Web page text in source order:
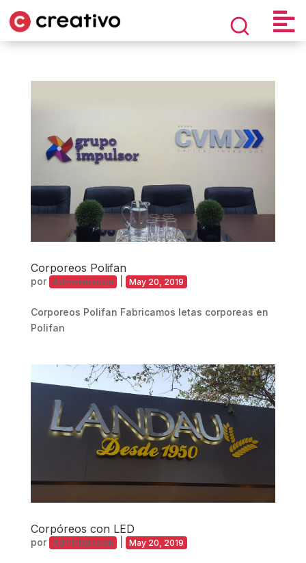

Búsqueda
de
productos
Corporeos Polifan
por Administracion | May 20, 2019
Corporeos Polifan Fabricamos letas corporeas en
Polifan
Corpóreos con LED
por Administracion | May 20, 2019